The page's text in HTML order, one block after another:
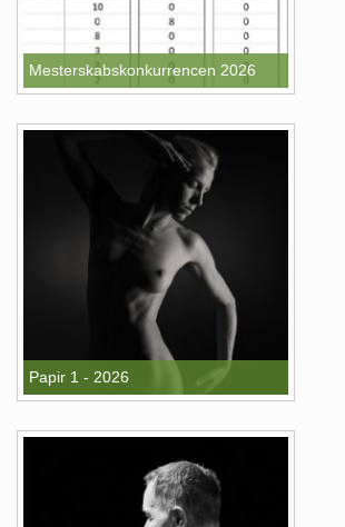
Mesterskabskonkurrencen 2026
Papir 1 - 2026